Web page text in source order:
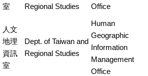
室
Regional Studies
Office
人文
地理
資訊
室
Dept. of Taiwan and
Regional Studies
Human
Geographic
Information
Management
Office